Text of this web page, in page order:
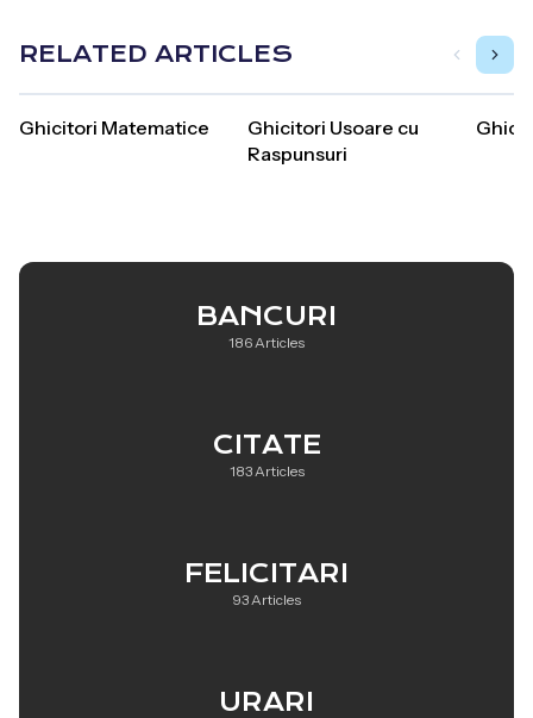
RELATED ARTICLES
Ghicitori Matematice
Ghicitori Usoare cu
Raspunsuri
BANCURI
186 Articles
CITATE
183 Articles
FELICITARI
93 Articles
URARI